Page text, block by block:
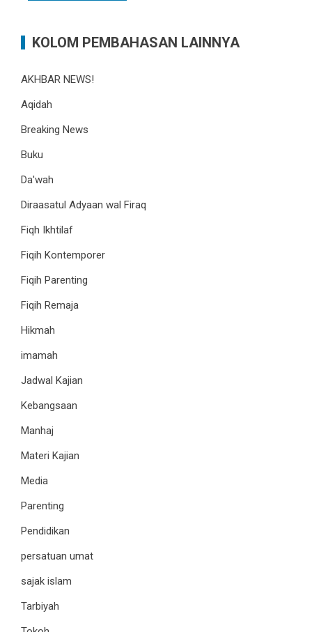
KOLOM PEMBAHASAN LAINNYA
AKHBAR NEWS!
Aqidah
Breaking News
Buku
Da'wah
Diraasatul Adyaan wal Firaq
Fiqh Ikhtilaf
Fiqih Kontemporer
Fiqih Parenting
Fiqih Remaja
Hikmah
imamah
Jadwal Kajian
Kebangsaan
Manhaj
Materi Kajian
Media
Parenting
Pendidikan
persatuan umat
sajak islam
Tarbiyah